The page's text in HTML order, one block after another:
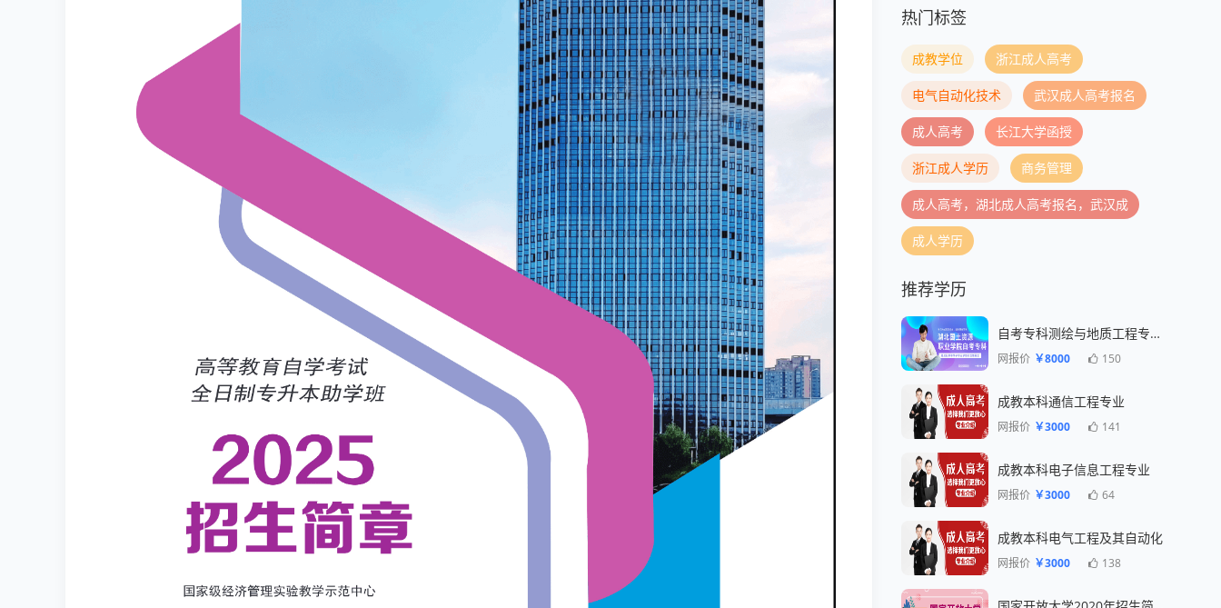
热门标签
成教学位 浙江成人高考
电气自动化技术 武汉成人高考报名
成人高考 长江大学函授
浙江成人学历 商务管理
成人高考，湖北成人高考报名，武汉成
成人学历
推荐学历
自考专科测绘与地质工程专业一年毕业
网报价 ￥8000 150
成教本科通信工程专业
网报价 ￥3000 141
成教本科电子信息工程专业
网报价 ￥3000 64
成教本科电气工程及其自动化
网报价 ￥3000 138